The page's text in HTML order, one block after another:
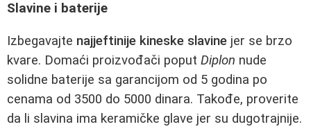
Slavine i baterije
Izbegavajte najjeftinije kineske slavine jer se brzo
kvare. Domaći proizvođači poput Diplon nude
solidne baterije sa garancijom od 5 godina po
cenama od 3500 do 5000 dinara. Takođe, proverite
da li slavina ima keramičke glave jer su dugotrajnije.